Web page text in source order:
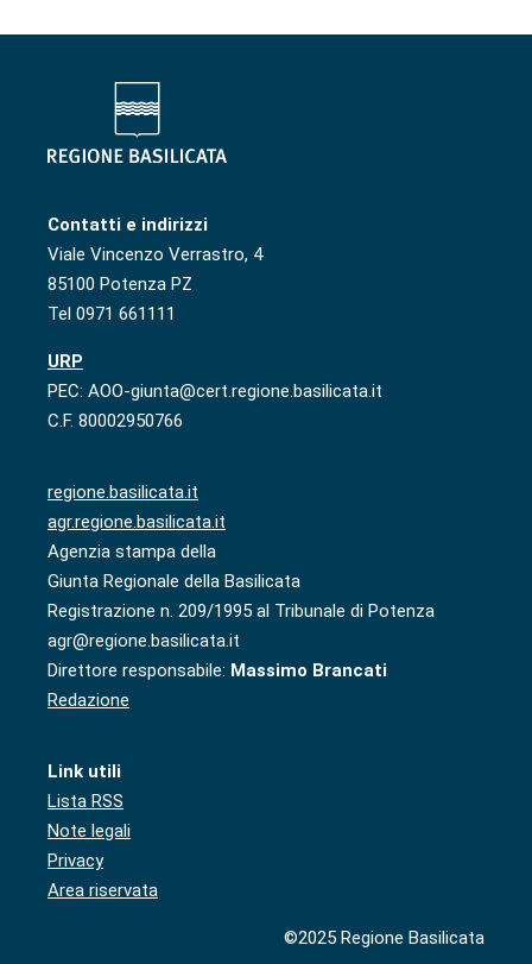
Contatti e indirizzi
Viale Vincenzo Verrastro, 4
85100 Potenza PZ
Tel 0971 661111
URP
PEC: AOO-giunta@cert.regione.basilicata.it
C.F. 80002950766
regione.basilicata.it
agr.regione.basilicata.it
Agenzia stampa della
Giunta Regionale della Basilicata
Registrazione n. 209/1995 al Tribunale di Potenza
agr@regione.basilicata.it
Direttore responsabile: Massimo Brancati
Redazione
Link utili
Lista RSS
Note legali
Privacy
Area riservata
©2025 Regione Basilicata